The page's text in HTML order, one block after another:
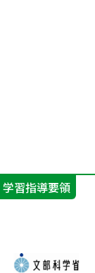
学習指導要領